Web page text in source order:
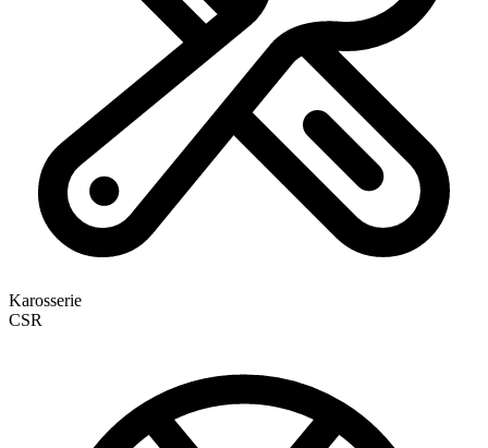
Karosserie
CSR